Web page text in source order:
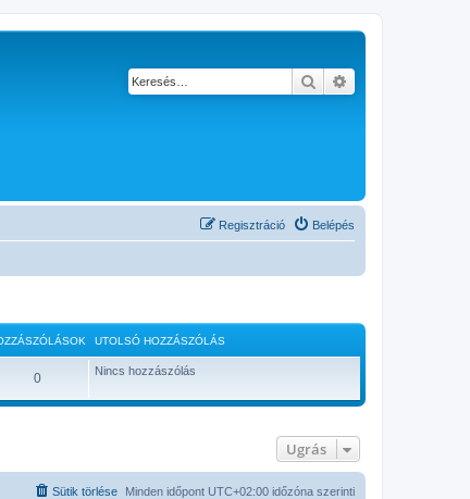
Keresés
Belépés
Regisztráció
UTOLSÓ HOZZÁSZÓLÁS
0 Nincs hozzászólás
Ugrás
Minden időpont UTC+02:00 időzóna szerinti
Sütik törlése